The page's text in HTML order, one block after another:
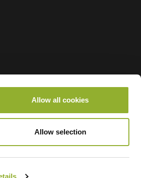
Allow all cookies
Allow selection